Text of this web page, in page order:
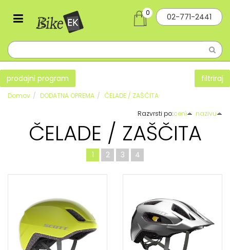
02-771-2441
0
prodajni program filtriraj
Domov DODATNA OPREMA ČELADE / ZAŠČITA
Razvrsti po:ceni nazivu
ČELADE / ZAŠČITA
1 2 3 4